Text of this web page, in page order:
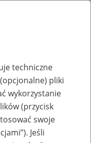
lub
pracy
techniczne
pliki
wykorzystanie
(przycisk
swoje
Jeśli